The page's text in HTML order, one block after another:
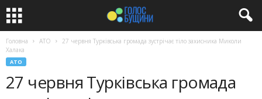
Головна АТО
27 червня Турківська громада зустрічає тіло захисника Миколи
Халака
АТО
27 червня Турківська громада